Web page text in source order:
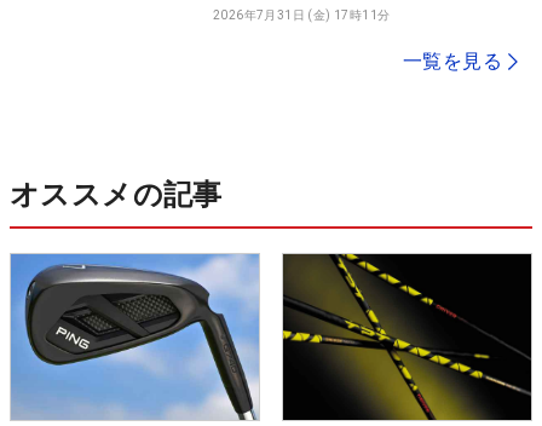
2026年7月31日 (金) 17時11分
一覧を見る
オススメの記事